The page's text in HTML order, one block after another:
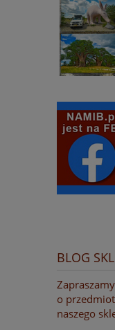
BLOG
o
naszego